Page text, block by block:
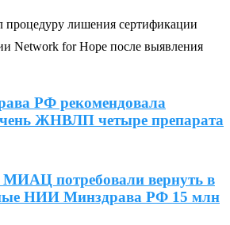
лишения сертификации
Network for Hope после выявления
РФ рекомендовала
ЖНВЛП четыре препарата
МИАЦ потребовали вернуть в
НИИ Минздрава РФ 15 млн